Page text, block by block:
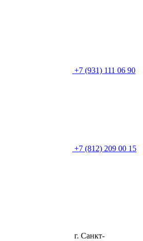
+7 (931) 111 06 90
+7 (812) 209 00 15
г. Санкт-